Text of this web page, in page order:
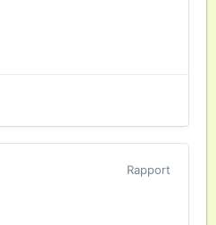
dat tuig.
Rapport